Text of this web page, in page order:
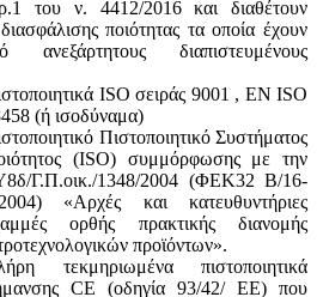
του ν. 4412/2016 και διαθέτουν
διασφάλισης ποιότητας τα οποία έχουν
ανεξάρτητους διαπιστευμένους
ISO σειράς 9001 , ΕΝ ISO
(ή ισοδύναμα)
Πιστοποιητικό Συστήματος
(ISO) συμμόρφωσης με την
Γ.Π.οικ./1348/2004 (ΦΕΚ32 Β/16-
«Αρχές και κατευθυντήριες
ορθής πρακτικής διανομής
προϊόντων».
τεκμηριωμένα πιστοποιητικά
CE (οδηγία 93/42/ ΕΕ) που